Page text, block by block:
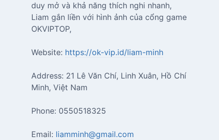
duy mở và khả năng thích nghi nhanh,
Liam gắn liền với hình ảnh của cổng game
OKVIPTOP,
Website: https://ok-vip.id/liam-minh
Address: 21 Lê Văn Chí, Linh Xuân, Hồ Chí
Minh, Việt Nam
Phone: 0550518325
Email: liamminh@gmail.com